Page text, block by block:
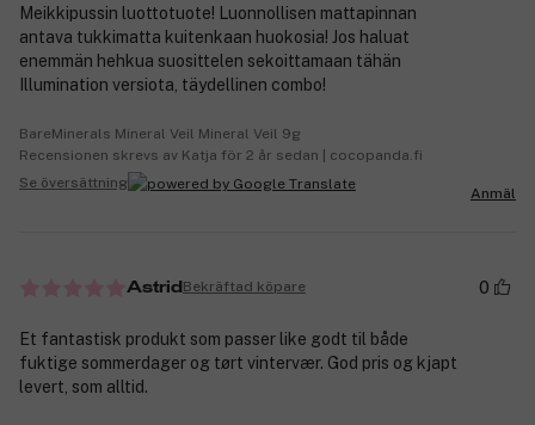
Meikkipussin luottotuote! Luonnollisen mattapinnan
antava tukkimatta kuitenkaan huokosia! Jos haluat
enemmän hehkua suosittelen sekoittamaan tähän
Illumination versiota, täydellinen combo!
BareMinerals Mineral Veil Mineral Veil 9g
Recensionen skrevs av Katja för 2 år sedan | cocopanda.fi
Se översättning
Anmäl
Astrid Bekräftad köpare 0
Et fantastisk produkt som passer like godt til både
fuktige sommerdager og tørt vintervær. God pris og kjapt
levert, som alltid.